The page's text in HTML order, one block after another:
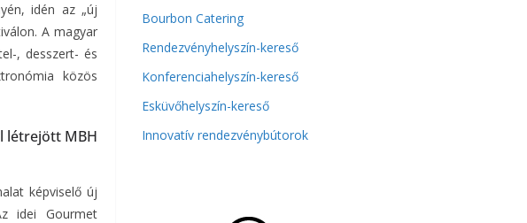
idén az „új
A magyar
, desszert- és
közös
létrejött MBH
képviselő új
idei Gourmet
Bourbon Catering
Rendezvényhelyszín-kereső
Konferenciahelyszín-kereső
Esküvőhelyszín-kereső
Innovatív rendezvénybútorok